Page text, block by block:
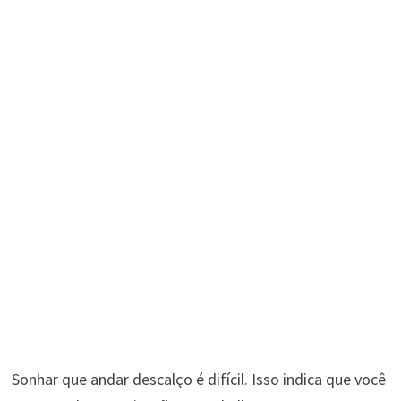
Sonhar que andar descalço é difícil. Isso indica que você